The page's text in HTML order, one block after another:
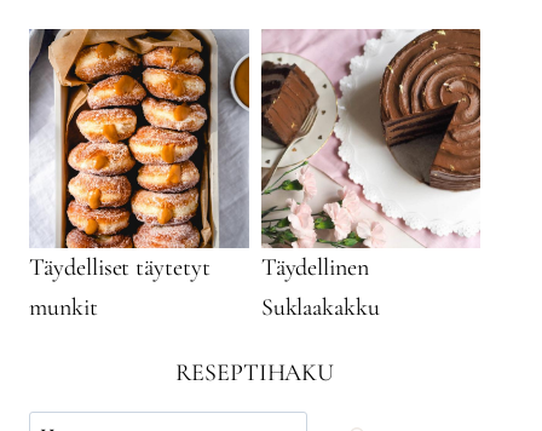
Täydelliset täytetyt
munkit
Täydellinen
Suklaakakku
RESEPTIHAKU
Käytä